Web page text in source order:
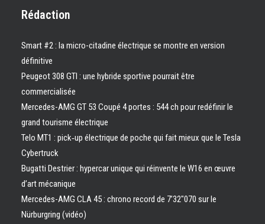
Rédaction
Smart #2 : la micro-citadine électrique se montre en version
définitive
Peugeot 308 GTI : une hybride sportive pourrait être
commercialisée
Mercedes-AMG GT 53 Coupé 4 portes : 544 ch pour redéfinir le
grand tourisme électrique
Telo MT1 : pick‑up électrique de poche qui fait mieux que le Tesla
Cybertruck
Bugatti Destrier : hypercar unique qui réinvente le W16 en œuvre
d’art mécanique
Mercedes-AMG CLA 45 : chrono record de 7’32″070 sur le
Nürburgring (vidéo)